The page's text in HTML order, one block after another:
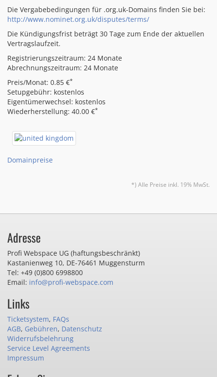
Die Vergabebedingungen für .org.uk-Domains finden Sie bei:
http://www.nominet.org.uk/disputes/terms/
Die Kündigungsfrist beträgt 30 Tage zum Ende der aktuellen
Vertragslaufzeit.
Registrierungszeitraum: 24 Monate
Abrechnungszeitraum: 24 Monate
Preis/Monat: 0.85 €*
Setupgebühr: kostenlos
Eigentümerwechsel: kostenlos
Wiederherstellung: 40.00 €*
Domainpreise
*) Alle Preise inkl. 19% MwSt.
Adresse
Profi Webspace UG (haftungsbeschränkt)
Kastanienweg 10, DE-76461 Muggensturm
Tel: +49 (0)800 6998800
Email: info@profi-webspace.com
Links
Ticketsystem, FAQs
AGB, Gebühren, Datenschutz
Widerrufsbelehrung
Service Level Agreements
Impressum